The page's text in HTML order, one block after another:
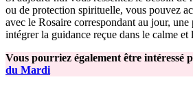
ou de protection spirituelle, vous pouvez
avec le Rosaire correspondant au jour, une
intégrer la guidance reçue dans le calme et
Vous pourriez également être intéressé
du Mardi